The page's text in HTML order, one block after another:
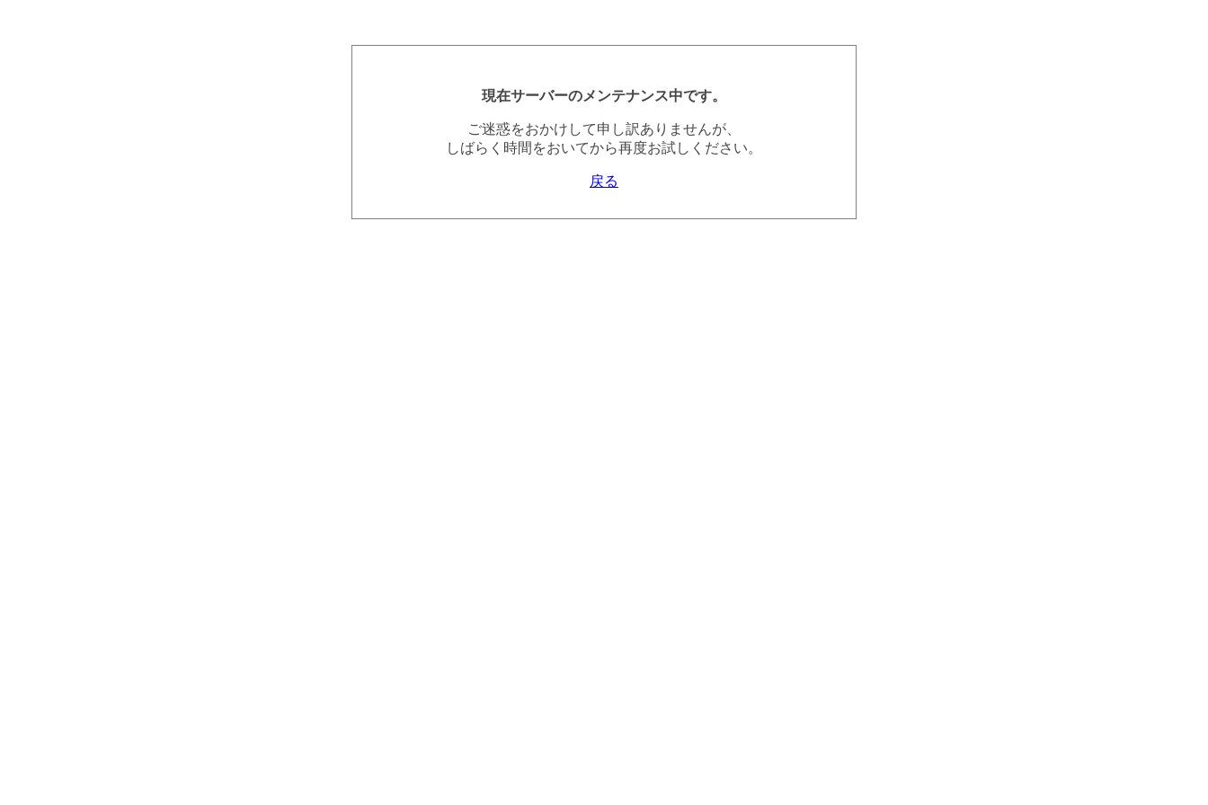
現在サーバーのメンテナンス中です。
ご迷惑をおかけして申し訳ありませんが、
しばらく時間をおいてから再度お試しください。
戻る